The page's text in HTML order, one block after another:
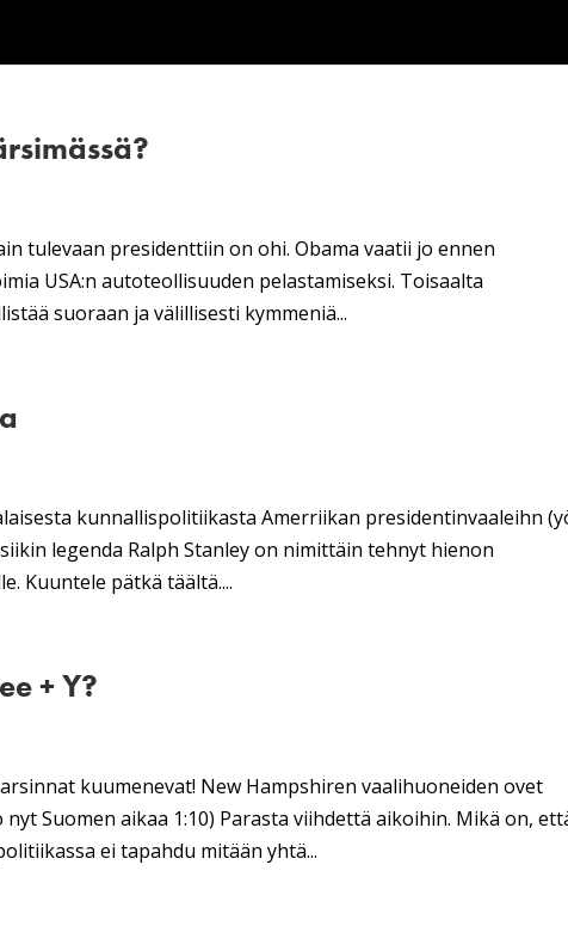
tulevaan presidenttiin on ohi. Obama vaatii jo ennen
USA:n autoteollisuuden pelastamiseksi. Toisaalta
suoraan ja välillisesti kymmeniä...
kunnallispolitiikasta Amerriikan presidentinvaaleihn
legenda Ralph Stanley on nimittäin tehnyt hienon
Kuuntele pätkä täältä....
+ Y?
kuumenevat! New Hampshiren vaalihuoneiden ovet
Suomen aikaa 1:10) Parasta viihdettä aikoihin. Mikä on,
ei tapahdu mitään yhtä...